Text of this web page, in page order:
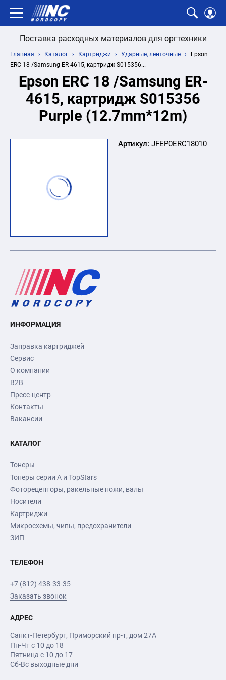
Поставка расходных материалов для оргтехники
Главная Каталог Картриджи Ударные, ленточные
Epson
ERC 18 /Samsung ER-4615, картридж S015356...
Epson ERC 18 /Samsung ER-
4615, картридж S015356
Purple (12.7mm*12m)
Артикул: JFEP0ERC18010
ИНФОРМАЦИЯ
Заправка картриджей
Сервис
О компании
B2B
Пресс-центр
Контакты
Вакансии
КАТАЛОГ
Тонеры
Тонеры серии А и TopStars
Фоторецепторы, ракельные ножи, валы
Носители
Картриджи
Микросхемы, чипы, предохранители
ЗИП
ТЕЛЕФОН
+7 (812) 438-33-35
Заказать звонок
АДРЕС
Санкт-Петербург, Приморский пр-т, дом 27А
Пн-Чт с 10 до 18
Пятница с 10 до 17
Сб-Вс выходные дни